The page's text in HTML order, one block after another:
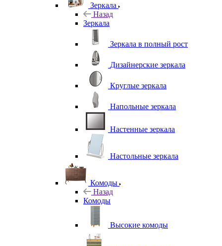
Зеркала
Назад
Зеркала
Зеркала в полный рост
Дизайнерские зеркала
Круглые зеркала
Напольные зеркала
Настенные зеркала
Настольные зеркала
Комоды
Назад
Комоды
Высокие комоды